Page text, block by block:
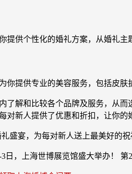
供个性化的婚礼方案，从婚礼主
提供专业的美容服务，包括皮肤
解和比较各个品牌及服务，从
新人提供了优惠和折扣，让你的
盛宴，为每对新人送上最美好的祝